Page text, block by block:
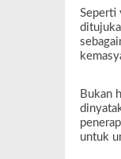
Seperti
Bukan
untuk